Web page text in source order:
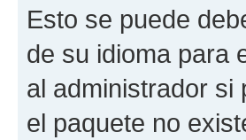
Esto se puede
de su idioma para
al administrador si
el paquete no